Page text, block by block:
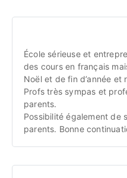
École sérieuse et
des cours en français
Noël et de fin d’année et
Profs très sympas et
parents.
Possibilité également de
parents. Bonne